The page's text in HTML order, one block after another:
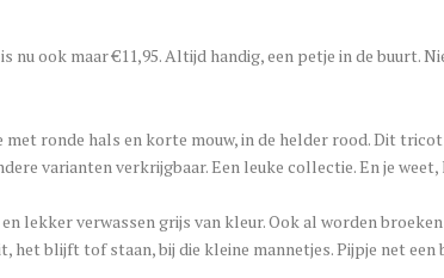
nu ook maar €11,95. Altijd handig, een petje in de buurt.
met ronde hals en korte mouw, in de helder rood. Dit
varianten verkrijgbaar. Een leuke collectie. En je weet,
lekker verwassen grijs van kleur. Ook al worden
blijft tof staan, bij die kleine mannetjes. Pijpje net een